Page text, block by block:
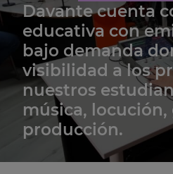
Davante cuenta
educativa con
bajo demanda
visibilidad a los
nuestros
música,
producción.